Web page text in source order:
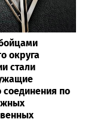
округа
стали
соединения по